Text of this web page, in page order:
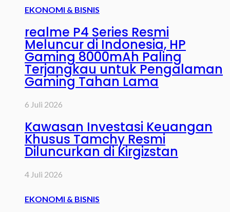
EKONOMI & BISNIS
realme P4 Series Resmi
Meluncur di Indonesia, HP
Gaming 8000mAh Paling
Terjangkau untuk Pengalaman
Gaming Tahan Lama
6 Juli 2026
Kawasan Investasi Keuangan
Khusus Tamchy Resmi
Diluncurkan di Kirgizstan
4 Juli 2026
EKONOMI & BISNIS